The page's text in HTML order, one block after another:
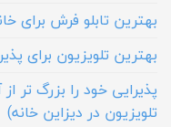
بهترین تابلو فرش برای
بهترین تلویزیون برای
پذیرایی خود را بزرگ تر
تلویزیون در دیزاین خانه)